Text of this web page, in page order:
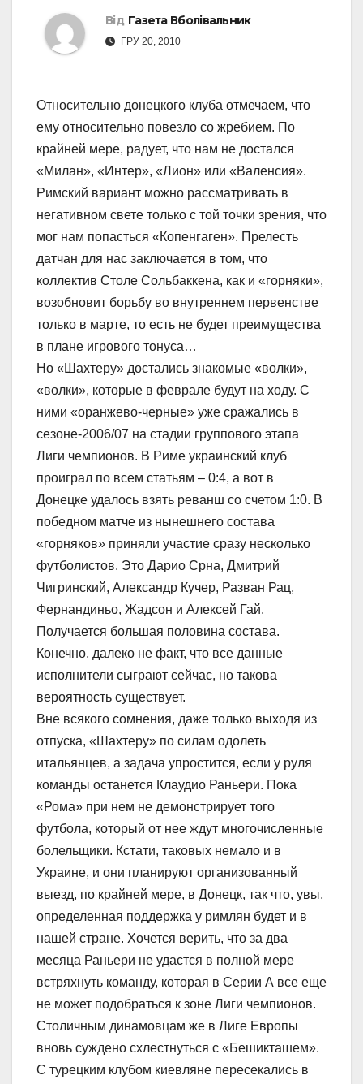
Від Газета Вболівальник
ГРУ 20, 2010
Относительно донецкого клуба отмечаем, что
ему относительно повезло со жребием. По
крайней мере, радует, что нам не достался
«Милан», «Интер», «Лион» или «Валенсия».
Римский вариант можно рассматривать в
негативном свете только с той точки зрения, что
мог нам попасться «Копенгаген». Прелесть
датчан для нас заключается в том, что
коллектив Столе Сольбаккена, как и «горняки»,
возобновит борьбу во внутреннем первенстве
только в марте, то есть не будет преимущества
в плане игрового тонуса…
Но «Шахтеру» достались знакомые «волки»,
«волки», которые в феврале будут на ходу. С
ними «оранжево-черные» уже сражались в
сезоне-2006/07 на стадии группового этапа
Лиги чемпионов. В Риме украинский клуб
проиграл по всем статьям – 0:4, а вот в
Донецке удалось взять реванш со счетом 1:0. В
победном матче из нынешнего состава
«горняков» приняли участие сразу несколько
футболистов. Это Дарио Срна, Дмитрий
Чигринский, Александр Кучер, Разван Рац,
Фернандиньо, Жадсон и Алексей Гай.
Получается большая половина состава.
Конечно, далеко не факт, что все данные
исполнители сыграют сейчас, но такова
вероятность существует.
Вне всякого сомнения, даже только выходя из
отпуска, «Шахтеру» по силам одолеть
итальянцев, а задача упростится, если у руля
команды останется Клаудио Раньери. Пока
«Рома» при нем не демонстрирует того
футбола, который от нее ждут многочисленные
болельщики. Кстати, таковых немало и в
Украине, и они планируют организованный
выезд, по крайней мере, в Донецк, так что, увы,
определенная поддержка у римлян будет и в
нашей стране. Хочется верить, что за два
месяца Раньери не удастся в полной мере
встряхнуть команду, которая в Серии А все еще
не может подобраться к зоне Лиги чемпионов.
Столичным динамовцам же в Лиге Европы
вновь суждено схлестнуться с «Бешикташем».
С турецким клубом киевляне пересекались в